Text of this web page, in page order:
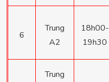
6
Trung
A2
18h00-
19h30
Trung